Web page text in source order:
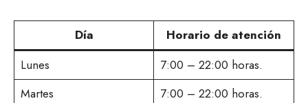
Día
Horario de atención
Lunes
7:00 – 22:00 horas.
Martes
7:00 – 22:00 horas.